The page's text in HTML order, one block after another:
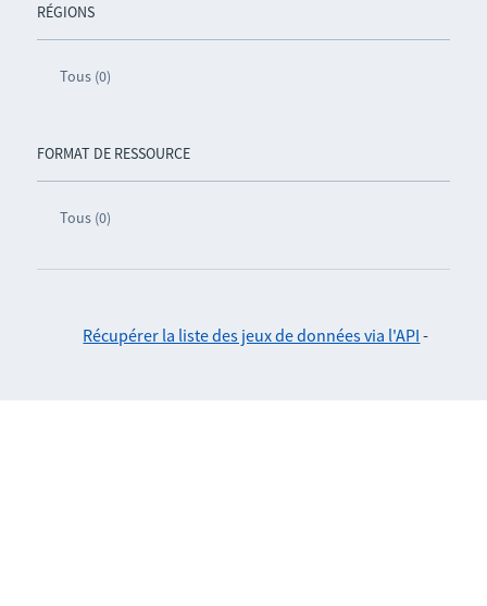
RÉGIONS
Tous (0)
FORMAT DE RESSOURCE
Tous (0)
Récupérer la liste des jeux de données via l'API -